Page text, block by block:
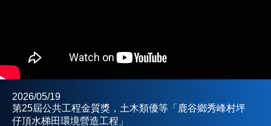
2026/05/19
第25屆公共工程金質獎，土木類優等「鹿谷鄉秀峰村坪
仔頂水梯田環境營造工程」